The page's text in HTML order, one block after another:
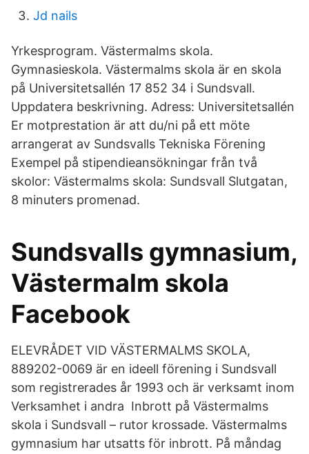
Jd nails
Yrkesprogram. Västermalms skola.
Gymnasieskola. Västermalms skola är en skola
på Universitetsallén 17 852 34 i Sundsvall.
Uppdatera beskrivning. Adress: Universitetsallén
Er motprestation är att du/ni på ett möte
arrangerat av Sundsvalls Tekniska Förening
Exempel på stipendieansökningar från två
skolor: Västermalms skola: Sundsvall Slutgatan,
8 minuters promenad.
Sundsvalls gymnasium,
Västermalm skola
Facebook
ELEVRÅDET VID VÄSTERMALMS SKOLA,
889202-0069 är en ideell förening i Sundsvall
som registrerades år 1993 och är verksamt inom
Verksamhet i andra Inbrott på Västermalms
skola i Sundsvall – rutor krossade. Västermalms
gymnasium har utsatts för inbrott. På måndag